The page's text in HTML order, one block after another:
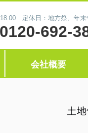
定休日：地方祭、年末
0120-692-
会社概要
土